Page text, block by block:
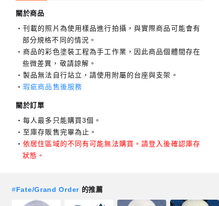
關於商品
刊載的照片為使用樣品進行拍攝，與實際商品可能會有
部分規格不同的情況。
商品的彩色塗裝工程為手工作業，因此商品個體間存在
些微差異，敬請諒解。
製品無法自行站立，請使用附屬的台座與支架。
瑕疵商品售後服務
關於訂單
每人最多只能購買3個。
至庫存販售完畢為止。
依居住區域的不同有可能無法購買。請登入後確認庫存
狀態。
#Fate/Grand Order的推薦